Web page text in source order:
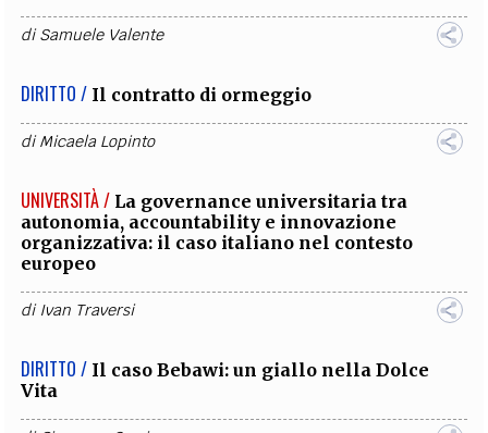
diSamuele Valente
DIRITTO / Il contratto di ormeggio
diMicaela Lopinto
UNIVERSITÀ / La governance universitaria tra
autonomia, accountability e innovazione
organizzativa: il caso italiano nel contesto
europeo
di Ivan Traversi
DIRITTO / Il caso Bebawi: un giallo nella Dolce
Vita